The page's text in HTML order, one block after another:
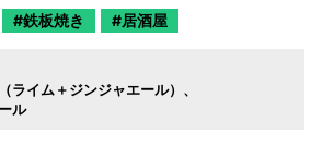
鉄板焼き 居酒屋
ライム＋ジンジャエール）
ル